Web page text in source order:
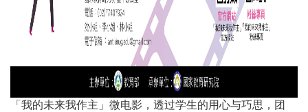
「我的未来我作主」微电影，透过学生的用心与巧思，团